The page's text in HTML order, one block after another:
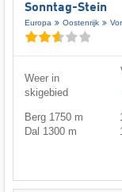
Sonntag-Stein
Europa Oostenrijk
Weer in
skigebied
Berg 1750 m
Dal 1300 m